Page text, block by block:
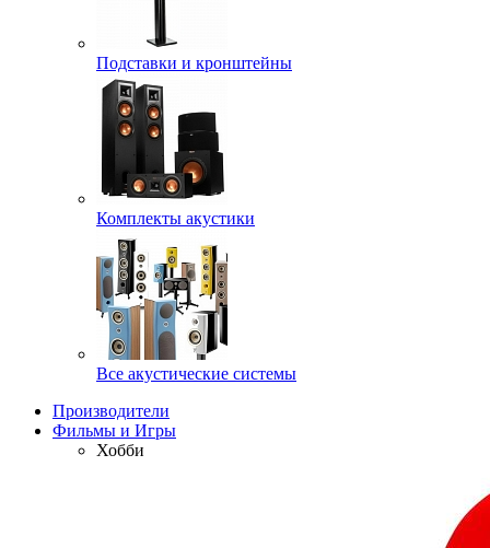
Подставки и кронштейны
Комплекты акустики
Все акустические системы
Производители
Фильмы и Игры
Хобби